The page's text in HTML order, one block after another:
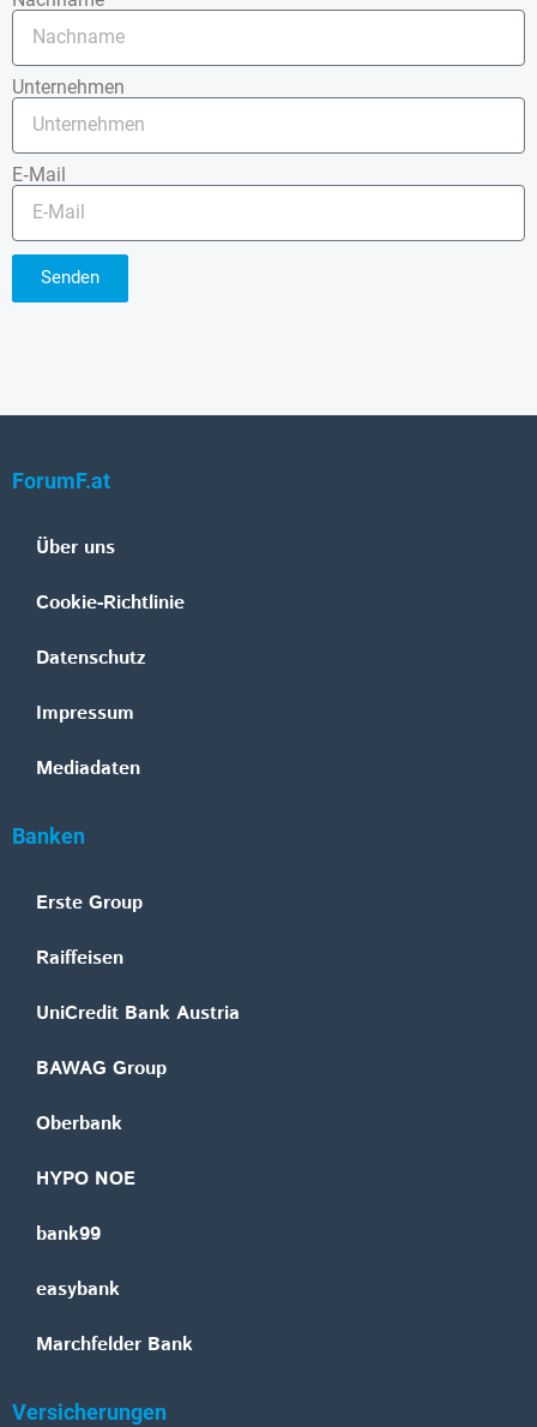
Unternehmen
E‑Mail
Senden
ForumF.at
Über uns
Cookie-Richtlinie
Datenschutz
Impressum
Mediadaten
Banken
Erste Group
Raiffeisen
UniCredit Bank Austria
BAWAG Group
Oberbank
HYPO NOE
bank99
easybank
Marchfelder Bank
Versicherungen